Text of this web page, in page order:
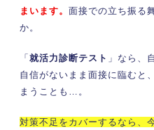
まいます。 面接での立ち振る
か。
「 就活力診断テスト 」なら、
自信がないまま面接に臨むと
まうことも…。
対策不足をカバーするなら、